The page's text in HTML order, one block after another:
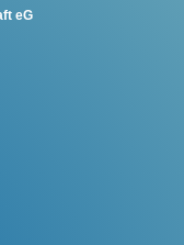
eG